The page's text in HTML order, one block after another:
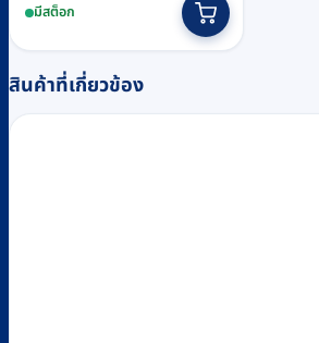
was:
฿5,640.
is:
฿5,500.
มีสต็อก
สินค้าที่เกี่ยวข้อง